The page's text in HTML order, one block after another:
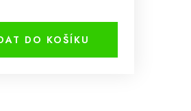
DO KOŠÍKU